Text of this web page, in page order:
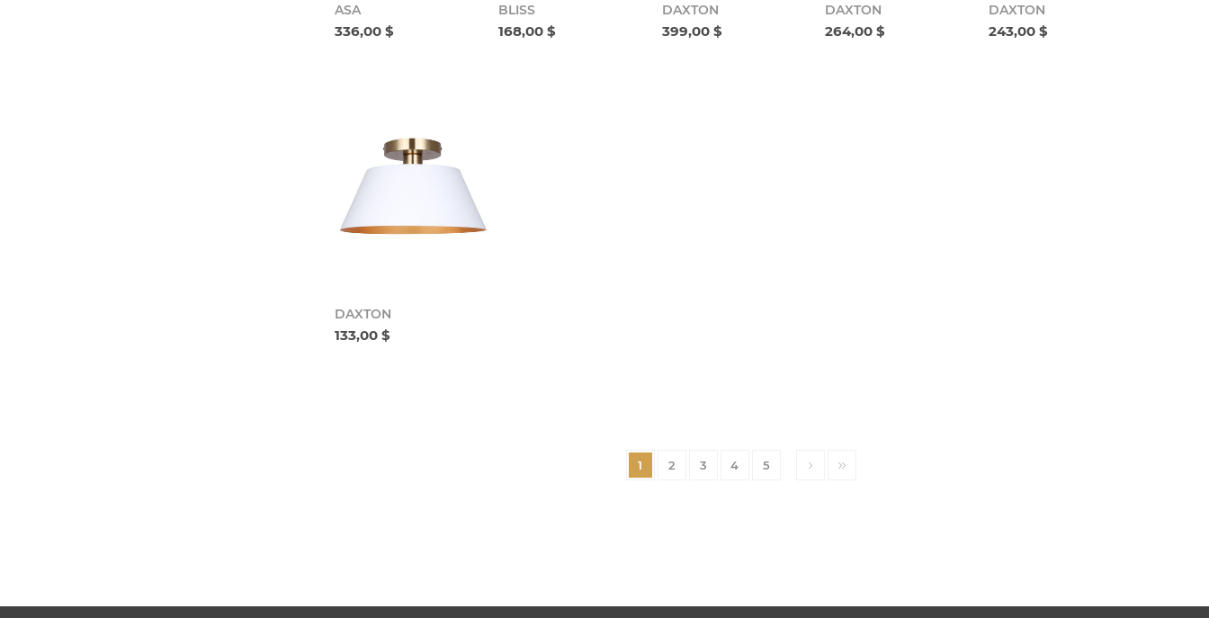
ASA
336,00 $
BLISS
168,00 $
DAXTON
399,00 $
DAXTON
264,00 $
DAXTON
243,00 $
DAXTON
133,00 $
1 2 3 4 5